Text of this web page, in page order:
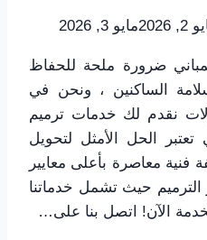
2026 مايو 3, 2026
ضرورة ملحة للحفاظ
الساكنين ، ونحن في
نقدم لك خدمات ترميم
الحل الأمثل لتحويل
فنية معاصرة بأعلى معايير
حيث تشمل خدماتنا
الآن! اتصل بنا على…